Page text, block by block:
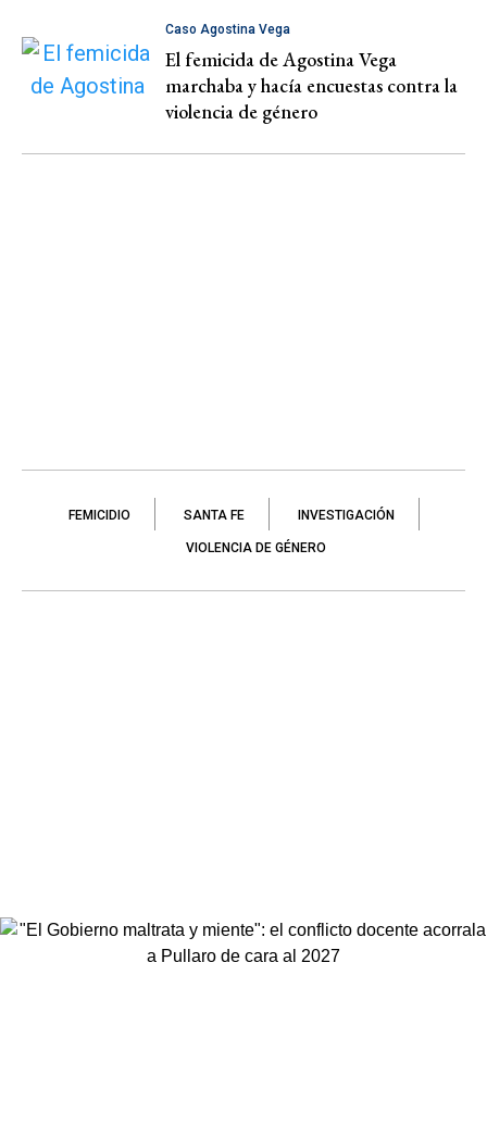
Caso Agostina Vega
El femicida de Agostina Vega
marchaba y hacía encuestas contra la
violencia de género
FEMICIDIO SANTA FE INVESTIGACIÓN
VIOLENCIA DE GÉNERO